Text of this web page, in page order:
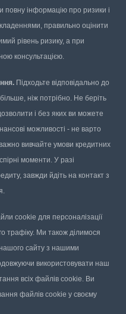
повну інформацію про ризики і
правильно оцінити
рівень ризику, а при
консультацією.
Підходьте відповідально до
ніж потрібно. Не беріть
і без яких ви можете
можливості - не варто
вивчайте умови кредитних
моменти. У разі
завжди йдіть на контакт з
cookie для персоналізації
трафіку. Ми також ділимося
сайту з нашими
використовувати наш
всіх файлів cookie. Ви
файлів cookie у своєму